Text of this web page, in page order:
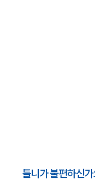
틀니가 불편하신